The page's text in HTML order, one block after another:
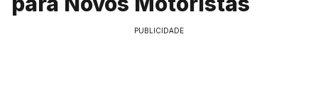
PUBLICIDADE